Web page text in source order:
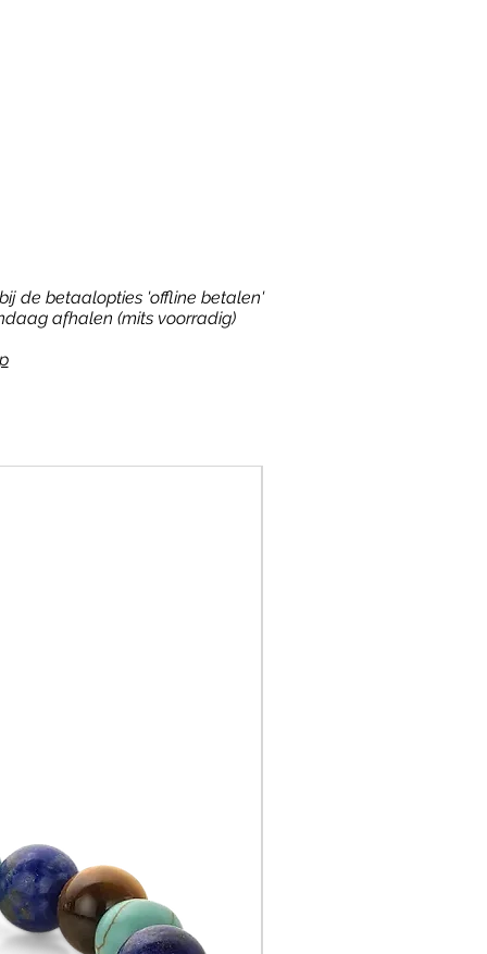
de betaalopties 'offline betalen'
afhalen (mits voorradig)